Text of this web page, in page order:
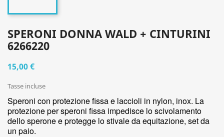
SPERONI DONNA WALD + CINTURINI
6266220
15,00 €
Tasse incluse
Speroni con protezione fissa e laccioli in nylon, inox. La
protezione per speroni fissa impedisce lo scivolamento
dello sperone e protegge lo stivale da equitazione, set da
un paio.